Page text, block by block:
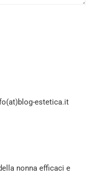
estetica.it
nonna efficaci e